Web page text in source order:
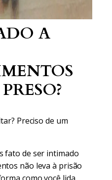
A
Preciso de um
fato de ser intimado
não leva à prisão